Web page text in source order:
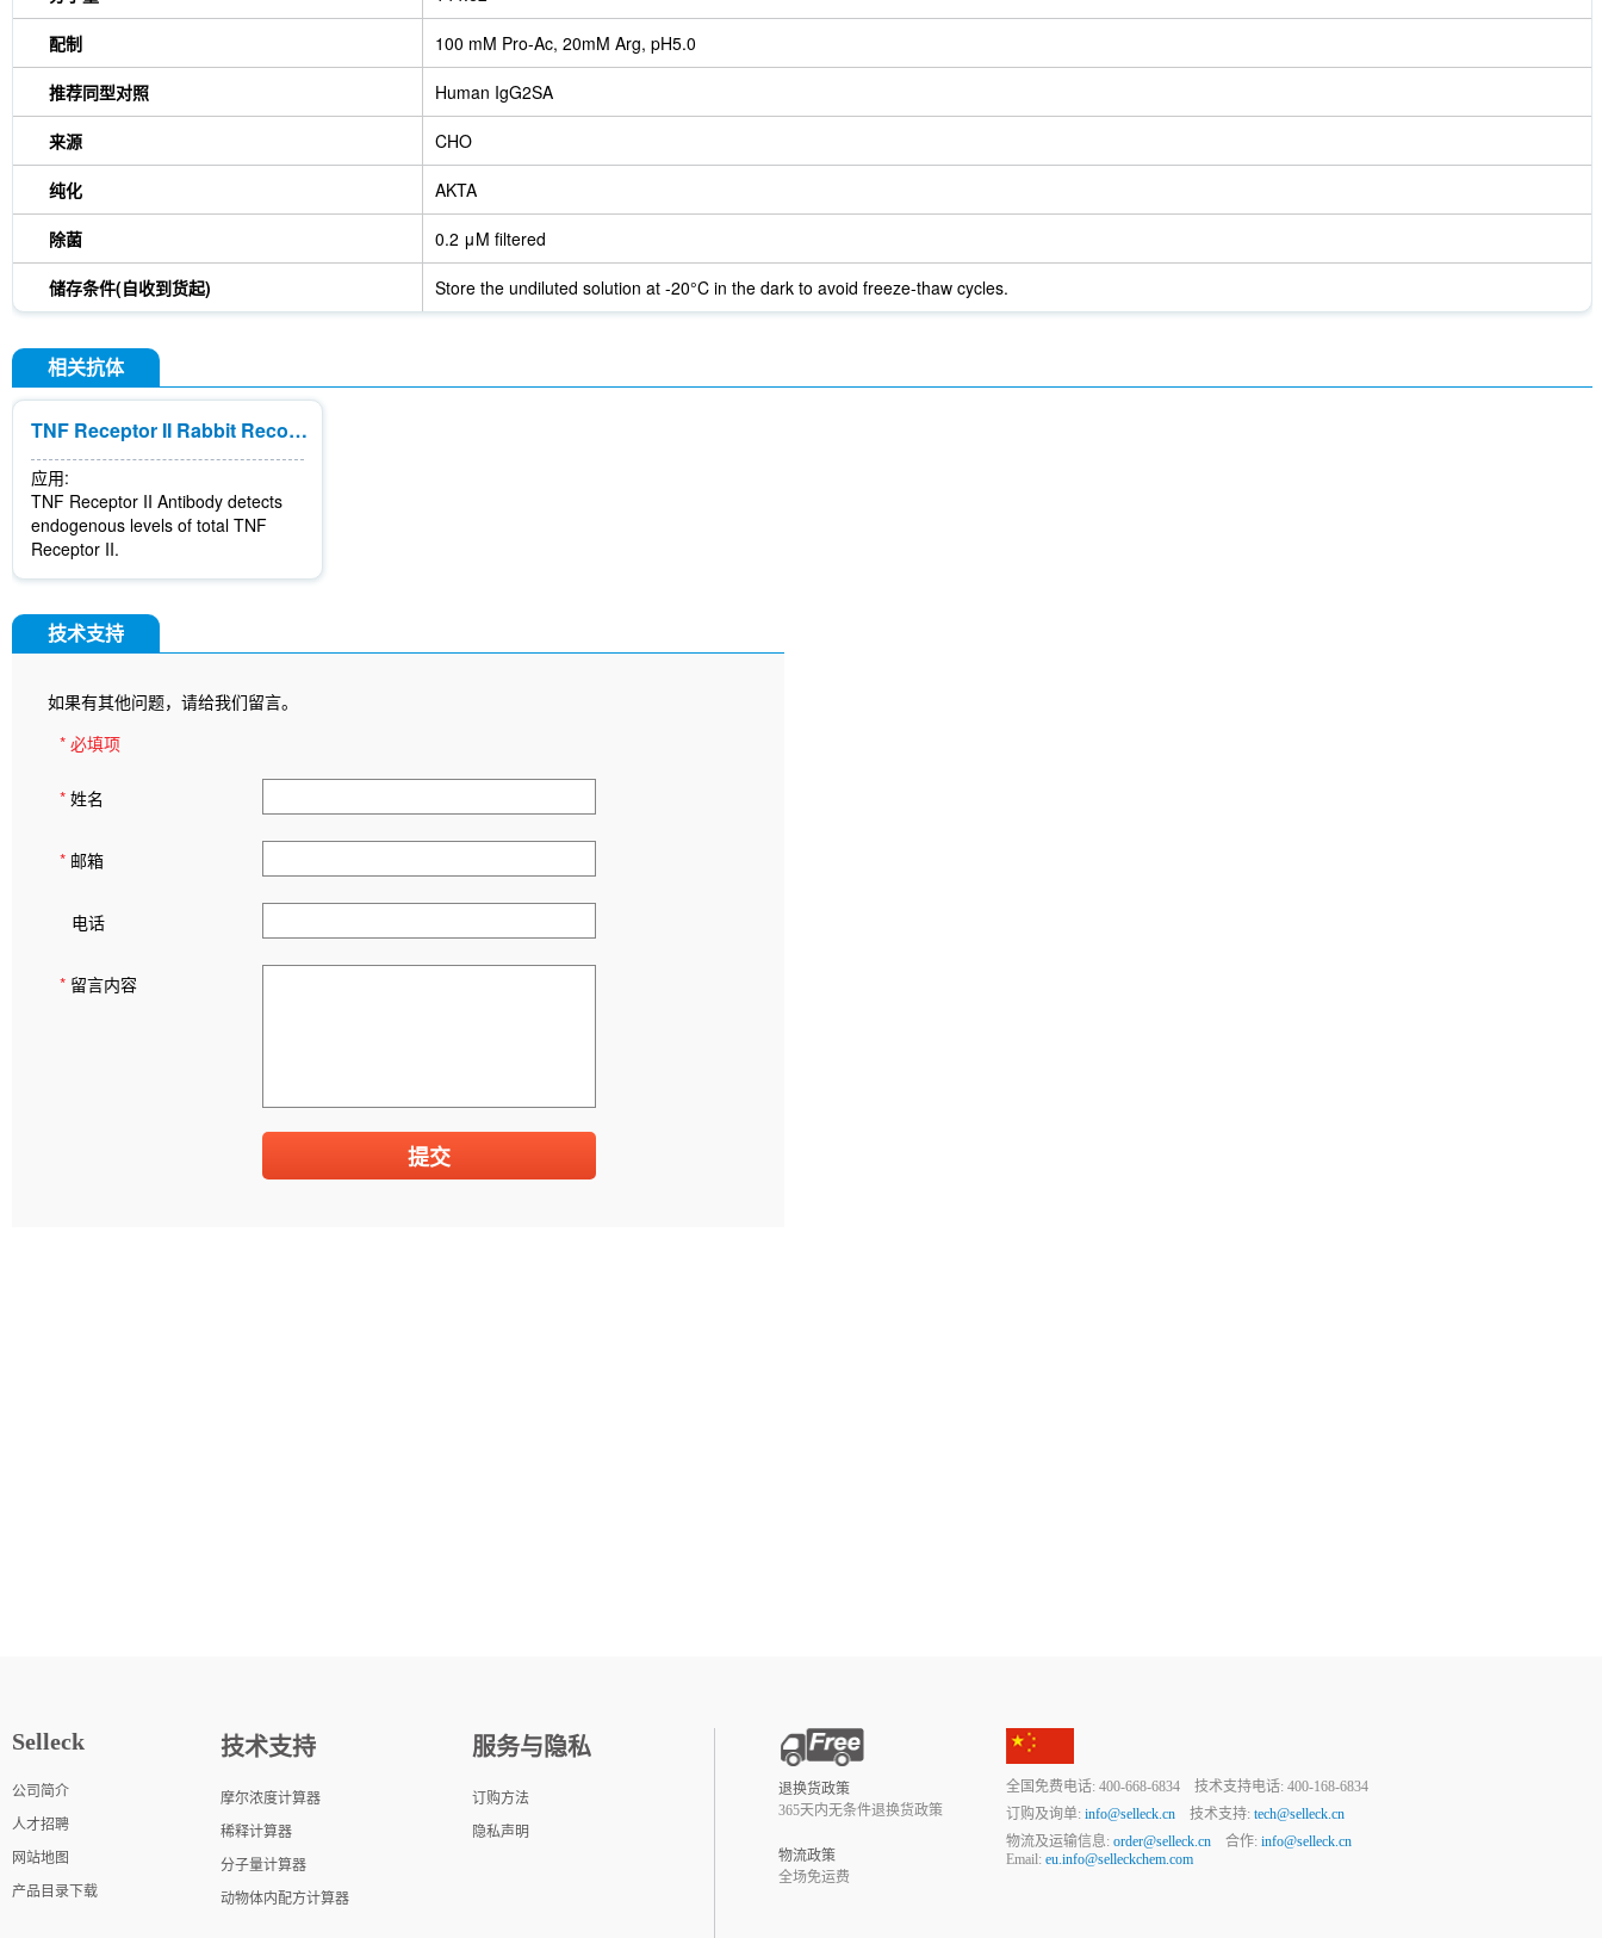
配制 100 mM Pro-Ac, 20mM Arg, pH5.0
推荐同型对照 Human IgG2SA
来源 CHO
纯化 AKTA
除菌 0.2 μM filtered
储存条件(自收到货起) Store the undiluted solution at -20°C in the dark to avoid freeze-thaw cycles.
相关抗体
TNF Receptor II Rabbit Recombinant mAb
应用:
TNF Receptor II Antibody detects
endogenous levels of total TNF
Receptor II.
技术支持
如果有其他问题，请给我们留言。
* 必填项
* 姓名
* 邮箱
电话
* 留言内容
Selleck
公司简介
人才招聘
网站地图
产品目录下载
技术支持
摩尔浓度计算器
稀释计算器
分子量计算器
动物体内配方计算器
服务与隐私
订购方法
隐私声明
退换货政策
365天内无条件退换货政策
物流政策
全场免运费
全国免费电话: 400-668-6834 技术支持电话: 400-168-6834
订购及询单: info@selleck.cn 技术支持: tech@selleck.cn
物流及运输信息: order@selleck.cn 合作: info@selleck.cn
Email: eu.info@selleckchem.com